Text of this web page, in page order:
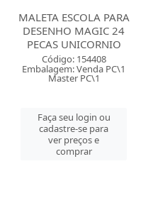
MALETA ESCOLA PARA
DESENHO MAGIC 24
PECAS UNICORNIO
Código: 154408
Embalagem: Venda PC\1
Master PC\1
Faça seu login ou
cadastre-se para
ver preços e
comprar